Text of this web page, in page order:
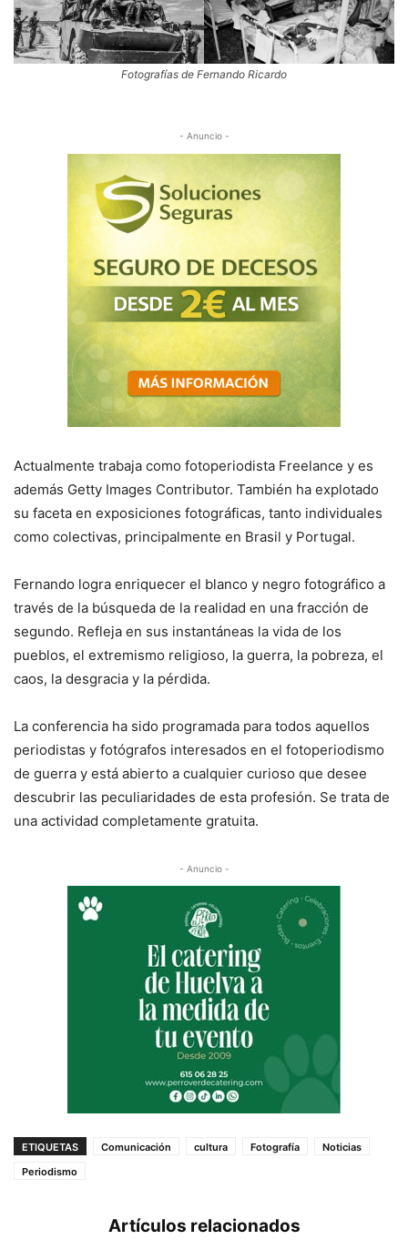
Fotografías de Fernando Ricardo
- Anuncio -
Actualmente trabaja como fotoperiodista Freelance y es
además Getty Images Contributor. También ha explotado
su faceta en exposiciones fotográficas, tanto individuales
como colectivas, principalmente en Brasil y Portugal.
Fernando logra enriquecer el blanco y negro fotográfico a
través de la búsqueda de la realidad en una fracción de
segundo. Refleja en sus instantáneas la vida de los
pueblos, el extremismo religioso, la guerra, la pobreza, el
caos, la desgracia y la pérdida.
La conferencia ha sido programada para todos aquellos
periodistas y fotógrafos interesados en el fotoperiodismo
de guerra y está abierto a cualquier curioso que desee
descubrir las peculiaridades de esta profesión. Se trata de
una actividad completamente gratuita.
- Anuncio -
ETIQUETAS Comunicación cultura Fotografía
Noticias
Periodismo
Artículos relacionados